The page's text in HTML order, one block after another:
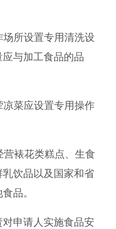
场所设置专用清洗设
与加工食品的品
凉菜应设置专用操作
裱花类糕点、生食
饮品以及国家和省
品。
对申请人实施食品安